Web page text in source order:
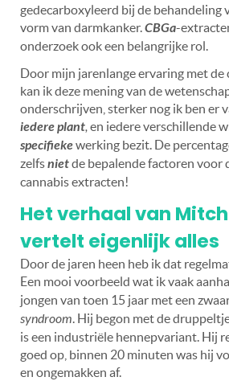
gedecarboxyleerd bij de behandeling
vorm van darmkanker.CBGa-
onderzoek ook een belangrijke rol.
Door mijn jarenlange ervaring met de
kan ik deze mening van de
onderschrijven, sterker nog ik ben er
iedere plant,en iedere verschillende
specifiekewerking bezit. De
zelfsnietde bepalende factoren voor
cannabis extracten!
Het verhaal van
vertelt eigenlijk alles
Door de jaren heen heb ik dat
Een mooi voorbeeld wat ik vaak
jongen van toen 15 jaar met een
syndroom. Hij begon met de
is een industriële hennepvariant. Hij
goed op, binnen 20 minuten was hij
en ongemakken af.